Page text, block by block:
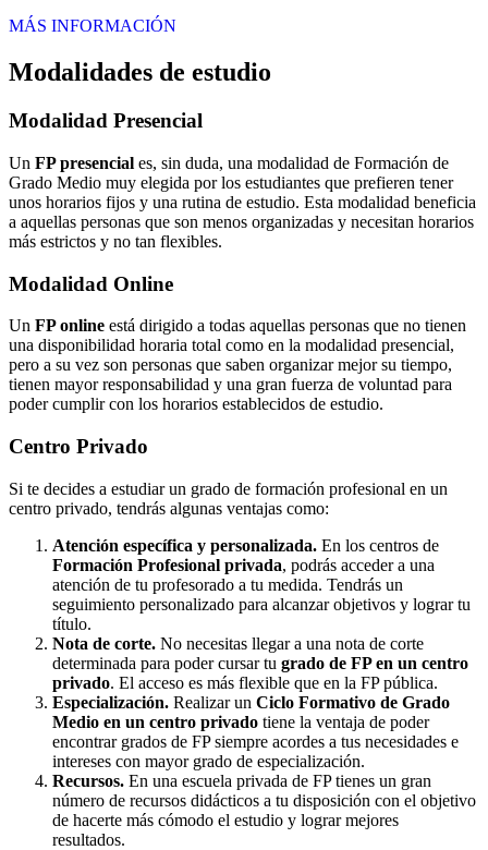
MÁS INFORMACIÓN
Modalidades de estudio
Modalidad Presencial
Un FP presencial es, sin duda, una modalidad de Formación de
Grado Medio muy elegida por los estudiantes que prefieren tener
unos horarios fijos y una rutina de estudio. Esta modalidad beneficia
a aquellas personas que son menos organizadas y necesitan horarios
más estrictos y no tan flexibles.
Modalidad Online
Un FP online está dirigido a todas aquellas personas que no tienen
una disponibilidad horaria total como en la modalidad presencial,
pero a su vez son personas que saben organizar mejor su tiempo,
tienen mayor responsabilidad y una gran fuerza de voluntad para
poder cumplir con los horarios establecidos de estudio.
Centro Privado
Si te decides a estudiar un grado de formación profesional en un
centro privado, tendrás algunas ventajas como:
Atención específica y personalizada. En los centros de
Formación Profesional privada, podrás acceder a una
atención de tu profesorado a tu medida. Tendrás un
seguimiento personalizado para alcanzar objetivos y lograr tu
título.
Nota de corte. No necesitas llegar a una nota de corte
determinada para poder cursar tu grado de FP en un centro
privado. El acceso es más flexible que en la FP pública.
Especialización. Realizar un Ciclo Formativo de Grado
Medio en un centro privado tiene la ventaja de poder
encontrar grados de FP siempre acordes a tus necesidades e
intereses con mayor grado de especialización.
Recursos. En una escuela privada de FP tienes un gran
número de recursos didácticos a tu disposición con el objetivo
de hacerte más cómodo el estudio y lograr mejores
resultados.